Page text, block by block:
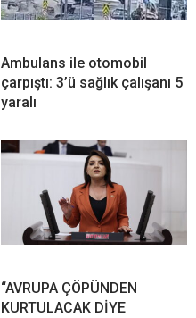
Ambulans ile otomobil
çarpıştı: 3’ü sağlık çalışanı 5
yaralı
“AVRUPA ÇÖPÜNDEN
KURTULACAK DİYE